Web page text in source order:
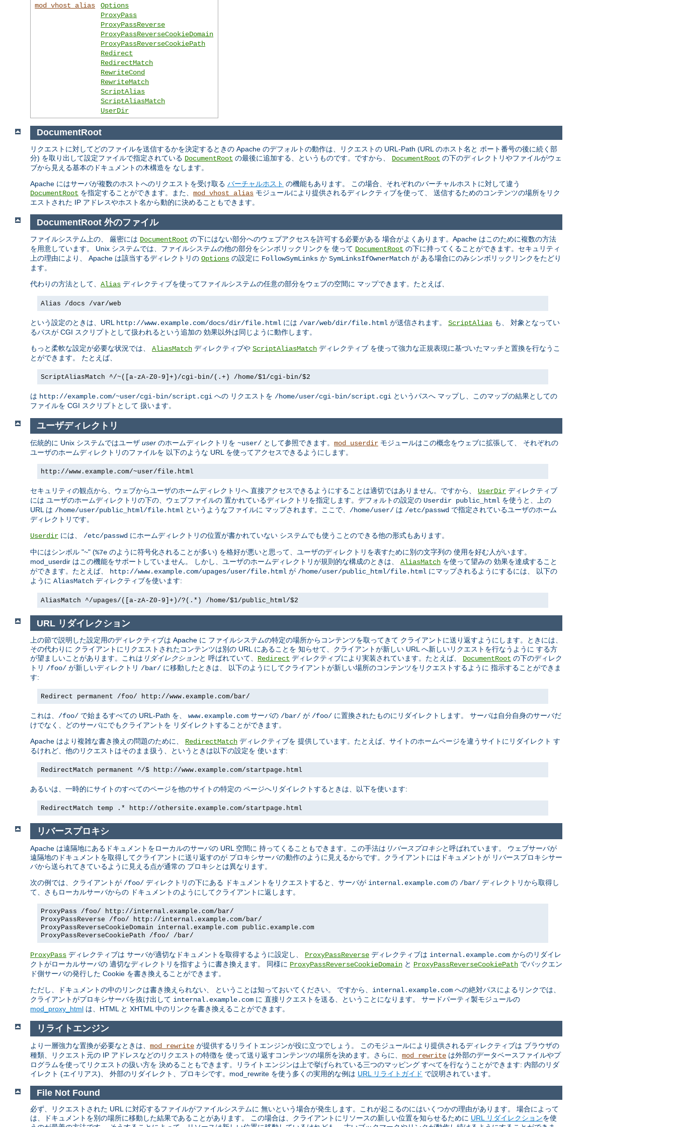
mod_vhost_alias
Options
ProxyPass
ProxyPassReverse
ProxyPassReverseCookieDomain
ProxyPassReverseCookiePath
Redirect
RedirectMatch
RewriteCond
RewriteMatch
ScriptAlias
ScriptAliasMatch
UserDir
DocumentRoot
リクエストに対してどのファイルを送信するかを決定するときの Apache のデフォルトの動作は、リクエストの URL-Path (URL のホスト名と ポート番号の後に続く部
分) を取り出して設定ファイルで指定されている DocumentRoot の最後に追加する、というものです。ですから、 DocumentRoot の下のディレクトリやファイルがウェ
ブから見える基本のドキュメントの木構造を なします。
Apache にはサーバが複数のホストへのリクエストを受け取る バーチャルホスト の機能もあります。 この場合、それぞれのバーチャルホストに対して違う
DocumentRoot を指定することができます。また、 mod_vhost_alias モジュールにより提供されるディレクティブを使って、 送信するためのコンテンツの場所をリク
エストされた IP アドレスやホスト名から動的に決めることもできます。
DocumentRoot 外のファイル
ファイルシステム上の、 厳密には DocumentRoot の下にはない部分へのウェブアクセスを許可する必要がある 場合がよくあります。Apache はこのために複数の方法
を用意しています。 Unix システムでは、ファイルシステムの他の部分をシンボリックリンクを 使って DocumentRoot の下に持ってくることができます。セキュリティ
上の理由により、 Apache は該当するディレクトリの Options の設定に FollowSymLinks か SymLinksIfOwnerMatch が ある場合にのみシンボリックリンクをたどり
ます。
代わりの方法として、 Alias ディレクティブを使ってファイルシステムの任意の部分をウェブの空間に マップできます。たとえば、
Alias /docs /var/web
という設定のときは、URL http://www.example.com/docs/dir/file.html には /var/web/dir/file.html が送信されます。 ScriptAlias も、 対象となってい
るパスが CGI スクリプトとして扱われるという追加の 効果以外は同じように動作します。
もっと柔軟な設定が必要な状況では、 AliasMatch ディレクティブや ScriptAliasMatch ディレクティブ を使って強力な正規表現に基づいたマッチと置換を行なうこ
とができます。 たとえば、
ScriptAliasMatch ^/~([a-zA-Z0-9]+)/cgi-bin/(.+) /home/$1/cgi-bin/$2
は http://example.com/~user/cgi-bin/script.cgi への リクエストを /home/user/cgi-bin/script.cgi というパスへ マップし、このマップの結果としての
ファイルを CGI スクリプトとして 扱います。
ユーザディレクトリ
伝統的に Unix システムではユーザ user のホームディレクトリを ~user/ として参照できます。 mod_userdir モジュールはこの概念をウェブに拡張して、 それぞれの
ユーザのホームディレクトリのファイルを 以下のような URL を使ってアクセスできるようにします。
http://www.example.com/~user/file.html
セキュリティの観点から、ウェブからユーザのホームディレクトリへ 直接アクセスできるようにすることは適切ではありません。ですから、 UserDir ディレクティブ
には ユーザのホームディレクトリの下の、ウェブファイルの 置かれているディレクトリを指定します。デフォルトの設定の Userdir public_html を使うと、上の
URL は /home/user/public_html/file.html というようなファイルに マップされます。ここで、 /home/user/ は /etc/passwd で指定されているユーザのホーム
ディレクトリです。
Userdir には、 /etc/passwd にホームディレクトリの位置が書かれていない システムでも使うことのできる他の形式もあります。
中にはシンボル "~" (%7e のように符号化されることが多い) を格好が悪いと思って、ユーザのディレクトリを表すために別の文字列の 使用を好む人がいます。
mod_userdir はこの機能をサポートしていません。 しかし、ユーザのホームディレクトリが規則的な構成のときは、 AliasMatch を使って望みの 効果を達成すること
ができます。たとえば、
http://www.example.com/upages/user/file.html が /home/user/public_html/file.html にマップされるようにするには、 以下の
ように AliasMatch ディレクティブを使います:
AliasMatch ^/upages/([a-zA-Z0-9]+)/?(.*) /home/$1/public_html/$2
URL リダイレクション
上の節で説明した設定用のディレクティブは Apache に ファイルシステムの特定の場所からコンテンツを取ってきて クライアントに送り返すようにします。ときには、
その代わりに クライアントにリクエストされたコンテンツは別の URL にあることを 知らせて、クライアントが新しい URL へ新しいリクエストを行なうように する方
が望ましいことがあります。これは リダイレクションと 呼ばれていて、 Redirect ディレクティブにより実装されています。たとえば、 DocumentRoot の下のディレク
トリ /foo/ が新しいディレクトリ /bar/ に移動したときは、 以下のようにしてクライアントが新しい場所のコンテンツをリクエストするように 指示することができま
す:
Redirect permanent /foo/ http://www.example.com/bar/
これは、 /foo/ で始まるすべての URL-Path を、 www.example.com サーバの /bar/ が /foo/ に置換されたものにリダイレクトします。 サーバは自分自身のサーバだ
けでなく、どのサーバにでもクライアントを リダイレクトすることができます。
Apache はより複雑な書き換えの問題のために、 RedirectMatch ディレクティブを 提供しています。たとえば、サイトのホームページを違うサイトにリダイレクト す
るけれど、他のリクエストはそのまま扱う、というときは以下の設定を 使います:
RedirectMatch permanent ^/$ http://www.example.com/startpage.html
あるいは、一時的にサイトのすべてのページを他のサイトの特定の ページへリダイレクトするときは、以下を使います:
RedirectMatch temp .* http://othersite.example.com/startpage.html
リバースプロキシ
Apache は遠隔地にあるドキュメントをローカルのサーバの URL 空間に 持ってくることもできます。この手法は リバースプロキシと呼ばれています。 ウェブサーバが
遠隔地のドキュメントを取得してクライアントに送り返すのが プロキシサーバの動作のように見えるからです。クライアントにはドキュメントが リバースプロキシサー
バから送られてきているように見える点が通常の プロキシとは異なります。
次の例では、クライアントが /foo/ ディレクトリの下にある ドキュメントをリクエストすると、サーバが internal.example.com の /bar/ ディレクトリから取得し
て、さもローカルサーバからの ドキュメントのようにしてクライアントに返します。
ProxyPass /foo/ http://internal.example.com/bar/
ProxyPassReverse /foo/ http://internal.example.com/bar/
ProxyPassReverseCookieDomain internal.example.com public.example.com
ProxyPassReverseCookiePath /foo/ /bar/
ProxyPass ディレクティブは サーバが適切なドキュメントを取得するように設定し、 ProxyPassReverse ディレクティブは internal.example.com からのリダイレ
クトがローカルサーバの 適切なディレクトリを指すように書き換えます。 同様に ProxyPassReverseCookieDomain と ProxyPassReverseCookiePath でバックエン
ド側サーバの発行した Cookie を書き換えることができます。
ただし、ドキュメントの中のリンクは書き換えられない、 ということは知っておいてください。 ですから、 internal.example.com への絶対パスによるリンクでは、
クライアントがプロキシサーバを抜け出して internal.example.com に 直接リクエストを送る、ということになります。 サードパーティ製モジュールの
mod_proxy_html は、HTML と XHTML 中のリンクを書き換えることができます。
リライトエンジン
より一層強力な置換が必要なときは、 mod_rewrite が提供するリライトエンジンが役に立つでしょう。 このモジュールにより提供されるディレクティブは ブラウザの
種類、リクエスト元の IP アドレスなどのリクエストの特徴を 使って送り返すコンテンツの場所を決めます。さらに、 mod_rewrite は外部のデータベースファイルやプ
ログラムを使ってリクエストの扱い方を 決めることもできます。リライトエンジンは上で挙げられている三つのマッピング すべてを行なうことができます: 内部のリダ
イレクト (エイリアス)、 外部のリダイレクト、プロキシです。mod_rewrite を使う多くの実用的な例は URL リライトガイド で説明されています。
File Not Found
必ず、リクエストされた URL に対応するファイルがファイルシステムに 無いという場合が発生します。これが起こるのにはいくつかの理由があります。 場合によって
は、ドキュメントを別の場所に移動した結果であることがあります。 この場合は、クライアントにリソースの新しい位置を知らせるために URL リダイレクションを使